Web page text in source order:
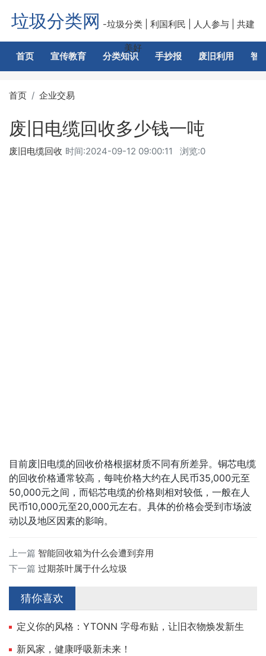
垃圾分类网 -垃圾分类 | 利国利民 | 人人参与 | 共建
美好
首页 宣传教育 分类知识 手抄报 废旧利用 智
首页 企业交易
废旧电缆回收多少钱一吨
时间:2024-09-12 09:00:11 浏览:0
废旧电缆回收
目前废旧电缆的回收价格根据材质不同有所差异。铜芯电缆
的回收价格通常较高，每吨价格大约在人民币35,000元至
50,000元之间，而铝芯电缆的价格则相对较低，一般在人
民币10,000元至20,000元左右。具体的价格会受到市场波
动以及地区因素的影响。
上一篇 智能回收箱为什么会遭到弃用
下一篇 过期茶叶属于什么垃圾
猜你喜欢
定义你的风格：YTONN 字母布贴，让旧衣物焕发新生
新风家，健康呼吸新未来！